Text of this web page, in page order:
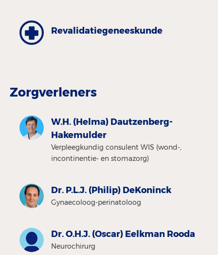
Revalidatiegeneeskunde
Zorgverleners
W.H. (Helma) Dautzenberg-
Hakemulder
Verpleegkundig consulent WIS (wond-,
incontinentie- en stomazorg)
Dr. P.L.J. (Philip) DeKoninck
Gynaecoloog-perinatoloog
Dr. O.H.J. (Oscar) Eelkman Rooda
Neurochirurg